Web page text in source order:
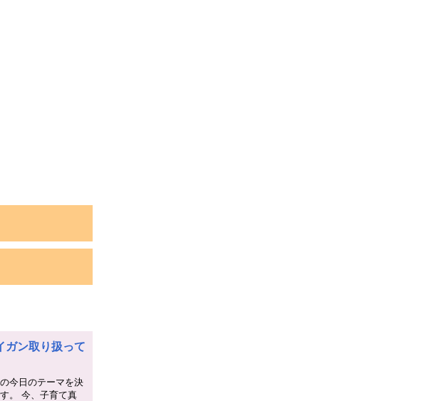
ン取り扱って
今日のテーマを決
。 今、子育て真